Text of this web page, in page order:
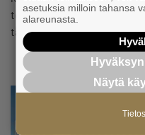
toteuttamiseen, erityisesti
tapahtuma-alan…
asetuksia milloin tahansa
alareunasta.
Näytä